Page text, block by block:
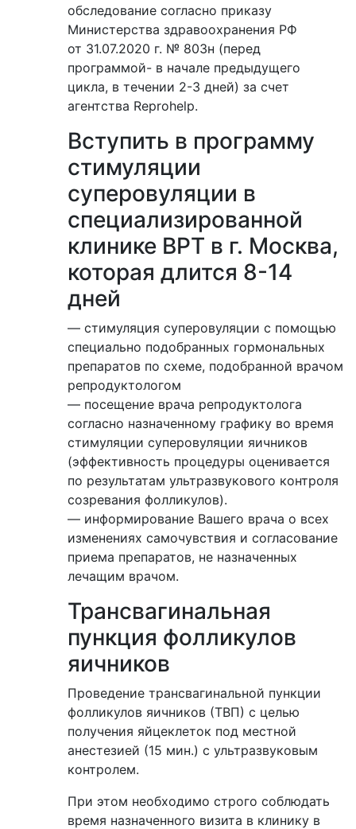
обследование согласно приказу
Министерства здравоохранения РФ
от 31.07.2020 г. № 803н (перед
программой- в начале предыдущего
цикла, в течении 2-3 дней) за счет
агентства Reprohelp.
Вступить в программу
стимуляции
суперовуляции в
специализированной
клинике ВРТ в г. Москва,
которая длится 8-14
дней
— стимуляция суперовуляции с помощью
специально подобранных гормональных
препаратов по схеме, подобранной врачом
репродуктологом
— посещение врача репродуктолога
согласно назначенному графику во время
стимуляции суперовуляции яичников
(эффективность процедуры оценивается
по результатам ультразвукового контроля
созревания фолликулов).
— информирование Вашего врача о всех
изменениях самочувствия и согласование
приема препаратов, не назначенных
лечащим врачом.
Трансвагинальная
пункция фолликулов
яичников
Проведение трансвагинальной пункции
фолликулов яичников (ТВП) с целью
получения яйцеклеток под местной
анестезией (15 мин.) с ультразвуковым
контролем.
При этом необходимо строго соблюдать
время назначенного визита в клинику в